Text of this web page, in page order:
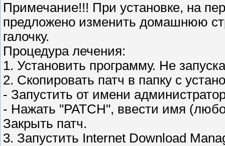
Примечание!!! При установке, на
предложено изменить домашнюю
галочку.
Процедура лечения:
1. Установить программу. Не
2. Скопировать патч в папку с
- Запустить от имени
- Нажать "PATCH", ввести имя
Закрыть патч.
3. Запустить Internet Download